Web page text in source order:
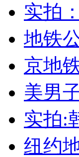
走！跟着总书
消防员救轻生者
纽约上演“枕头
实拍
地铁
京地
美男
实拍:
纽约